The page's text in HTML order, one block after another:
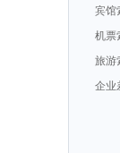
宾馆
机票
旅游
企业